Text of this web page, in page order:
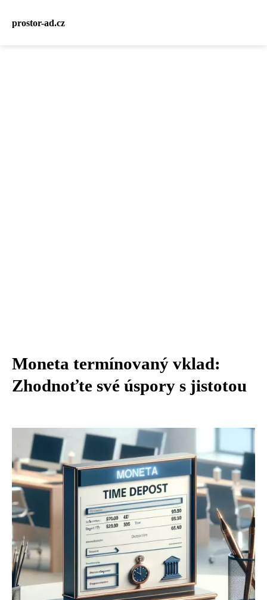
prostor-ad.cz
Moneta termínovaný vklad:
Zhodnoťte své úspory s jistotou